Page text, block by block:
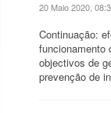
20 Maio 2020,
Continuação:
funcionamento
objectivos de
prevenção de